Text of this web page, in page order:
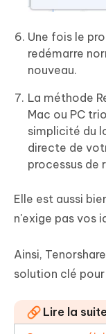
Une fois le
redémarre
nouveau.
La méthode
Mac ou PC
simplicité du
directe de
processus de
Elle est aussi
n'exige pas vos
Ainsi,
solution clé
Lire la